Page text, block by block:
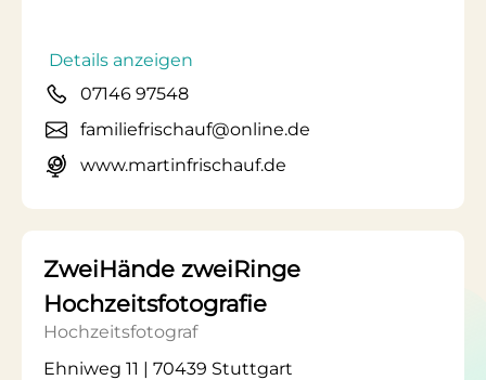
Details anzeigen
07146 97548
familiefrischauf@online.de
www.martinfrischauf.de
ZweiHände zweiRinge
Hochzeitsfotografie
Hochzeitsfotograf
Ehniweg 11 | 70439 Stuttgart